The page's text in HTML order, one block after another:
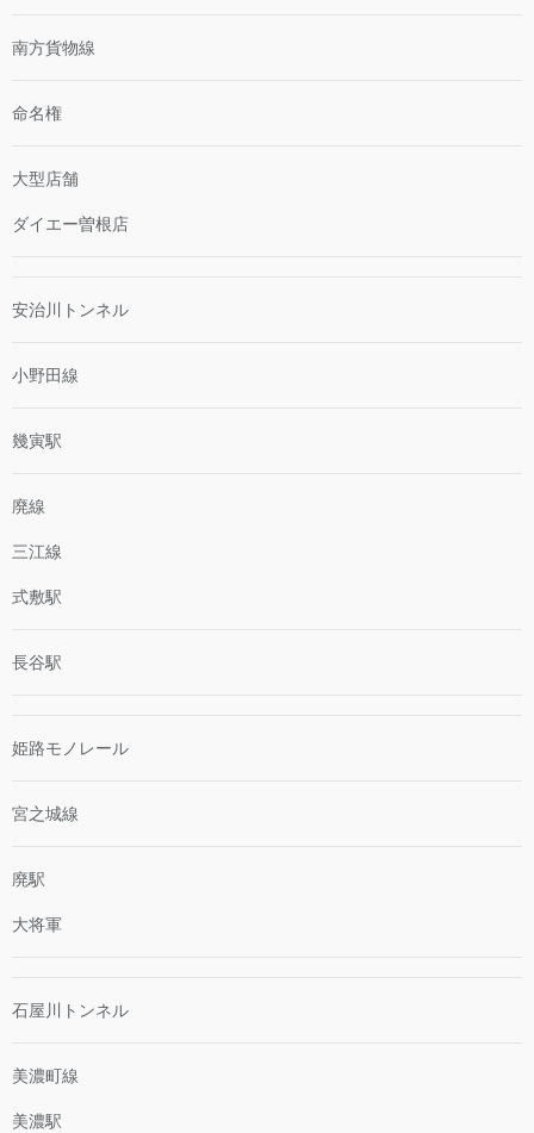
南方貨物線
命名権
大型店舗
ダイエー曽根店
安治川トンネル
小野田線
幾寅駅
廃線
三江線
式敷駅
長谷駅
姫路モノレール
宮之城線
廃駅
大将軍
石屋川トンネル
美濃町線
美濃駅